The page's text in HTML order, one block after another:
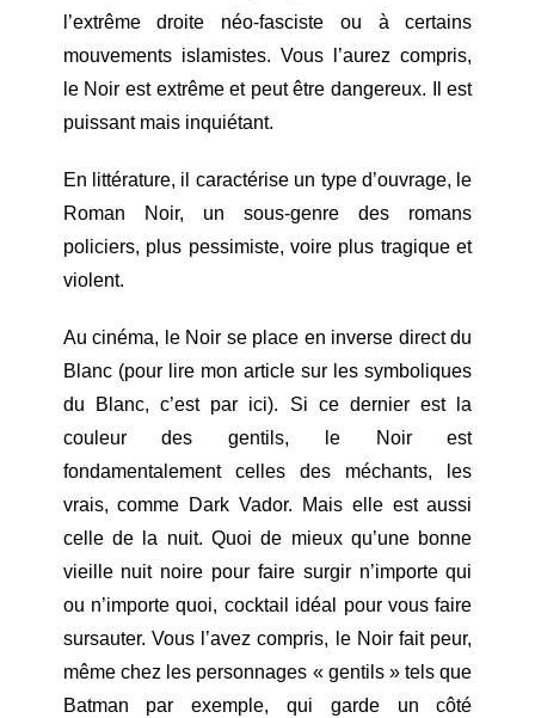
l’extrême droite néo-fasciste ou à certains
mouvements islamistes. Vous l’aurez compris,
le Noir est extrême et peut être dangereux. Il est
puissant mais inquiétant.
En littérature, il caractérise un type d’ouvrage, le
Roman Noir, un sous-genre des romans
policiers, plus pessimiste, voire plus tragique et
violent.
Au cinéma, le Noir se place en inverse direct du
Blanc (pour lire mon article sur les symboliques
du Blanc, c’est par ici). Si ce dernier est la
couleur des gentils, le Noir est
fondamentalement celles des méchants, les
vrais, comme Dark Vador. Mais elle est aussi
celle de la nuit. Quoi de mieux qu’une bonne
vieille nuit noire pour faire surgir n’importe qui
ou n’importe quoi, cocktail idéal pour vous faire
sursauter. Vous l’avez compris, le Noir fait peur,
même chez les personnages « gentils » tels que
Batman par exemple, qui garde un côté